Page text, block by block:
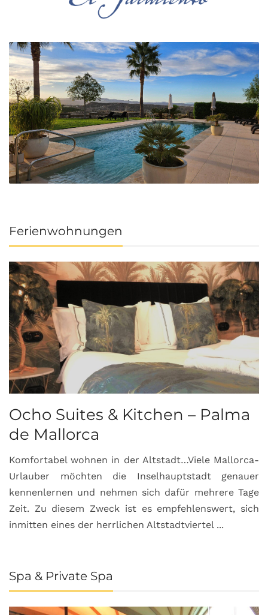
Ferienwohnungen
Ocho Suites & Kitchen – Palma
de Mallorca
Komfortabel wohnen in der Altstadt…Viele Mallorca-
Urlauber möchten die Inselhauptstadt genauer
kennenlernen und nehmen sich dafür mehrere Tage
Zeit. Zu diesem Zweck ist es empfehlenswert, sich
inmitten eines der herrlichen Altstadtviertel ...
Spa & Private Spa